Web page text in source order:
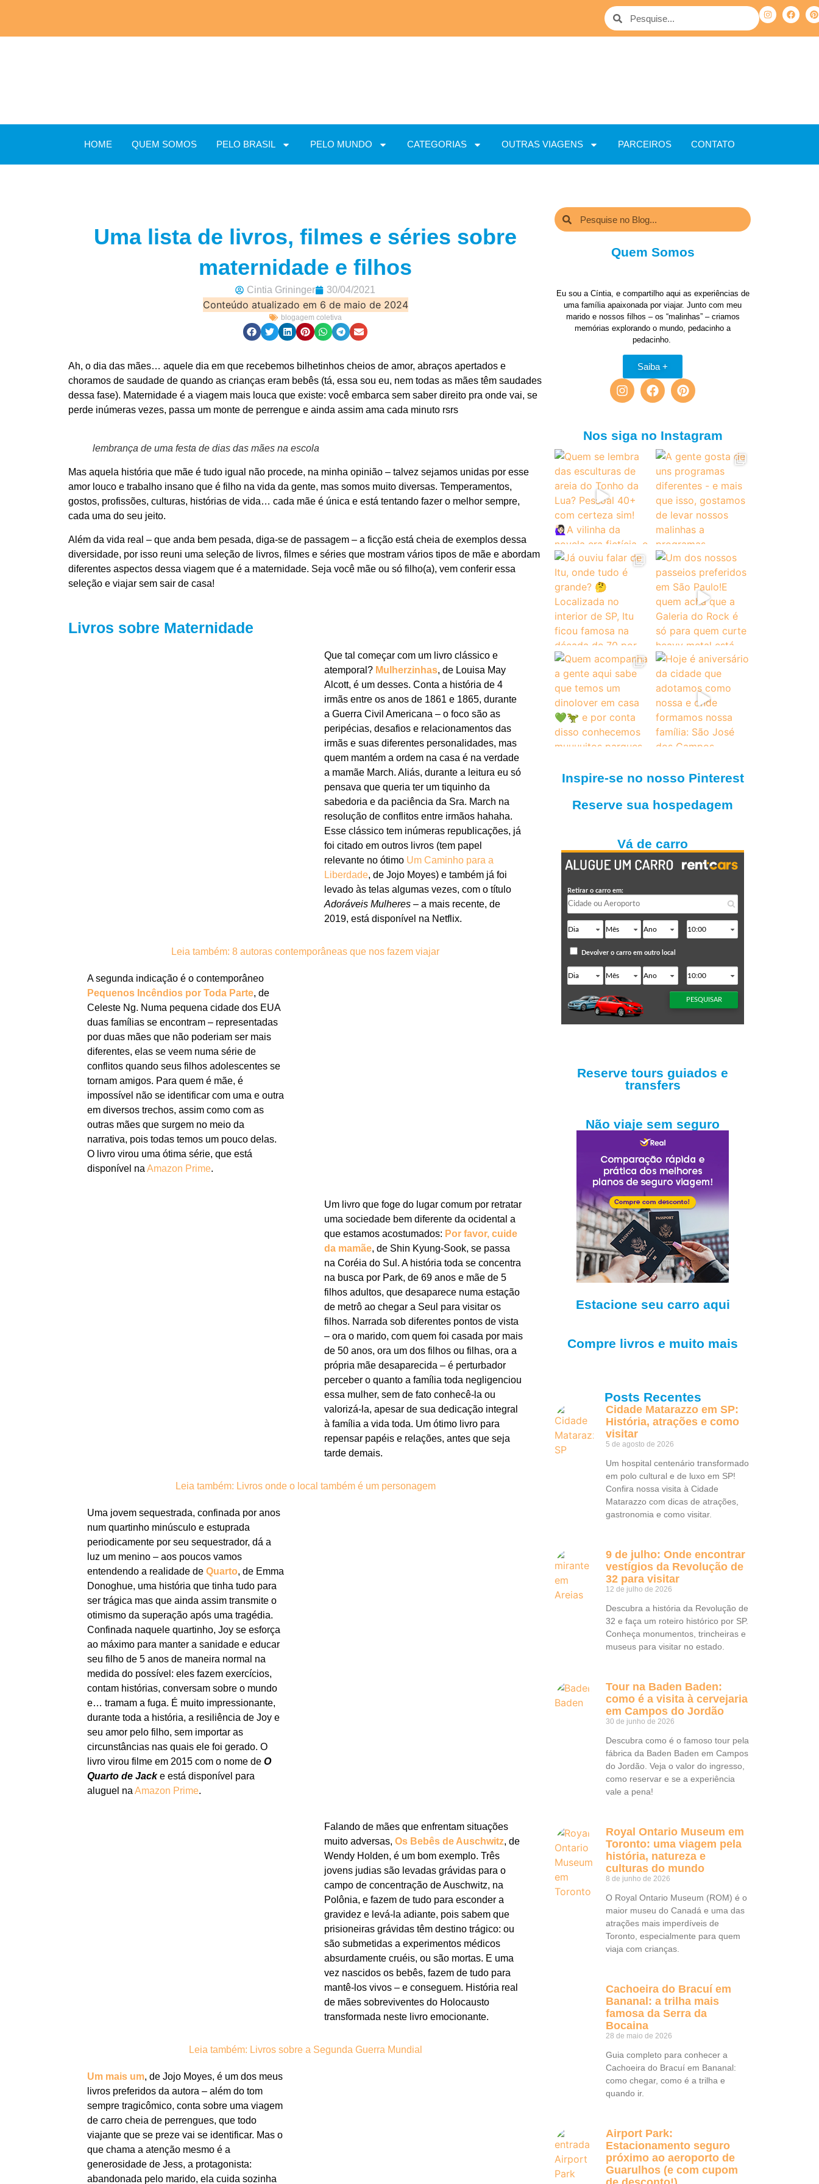
HOME QUEM SOMOS PELO BRASIL PELO MUNDO CATEGORIAS OUTRAS VIAGENS PARCEIROS CONTATO
Uma lista de livros, filmes e séries sobre
maternidade e filhos
Cintia Grininger 30/04/2021
Conteúdo atualizado em 6 de maio de 2024
blogagem coletiva
Ah, o dia das mães… aquele dia em que recebemos bilhetinhos cheios de amor, abraços apertados e
choramos de saudade de quando as crianças eram bebês (tá, essa sou eu, nem todas as mães têm saudades
dessa fase). Maternidade é a viagem mais louca que existe: você embarca sem saber direito pra onde vai, se
perde inúmeras vezes, passa um monte de perrengue e ainda assim ama cada minuto rsrs
lembrança de uma festa de dias das mães na escola
Mas aquela história que mãe é tudo igual não procede, na minha opinião – talvez sejamos unidas por esse
amor louco e trabalho insano que é filho na vida da gente, mas somos muito diversas. Temperamentos,
gostos, profissões, culturas, histórias de vida… cada mãe é única e está tentando fazer o melhor sempre,
cada uma do seu jeito.
Além da vida real – que anda bem pesada, diga-se de passagem – a ficção está cheia de exemplos dessa
diversidade, por isso reuni uma seleção de livros, filmes e séries que mostram vários tipos de mãe e abordam
diferentes aspectos dessa viagem que é a maternidade. Seja você mãe ou só filho(a), vem conferir essa
seleção e viajar sem sair de casa!
Livros sobre Maternidade
Que tal começar com um livro clássico e
atemporal? Mulherzinhas, de Louisa May
Alcott, é um desses. Conta a história de 4
irmãs entre os anos de 1861 e 1865, durante
a Guerra Civil Americana – o foco são as
peripécias, desafios e relacionamentos das
irmãs e suas diferentes personalidades, mas
quem mantém a ordem na casa é na verdade
a mamãe March. Aliás, durante a leitura eu só
pensava que queria ter um tiquinho da
sabedoria e da paciência da Sra. March na
resolução de conflitos entre irmãos hahaha.
Esse clássico tem inúmeras republicações, já
foi citado em outros livros (tem papel
relevante no ótimo Um Caminho para a
Liberdade, de Jojo Moyes) e também já foi
levado às telas algumas vezes, com o título
Adoráveis Mulheres – a mais recente, de
2019, está disponível na Netflix.
Leia também: 8 autoras contemporâneas que nos fazem viajar
A segunda indicação é o contemporâneo
Pequenos Incêndios por Toda Parte, de
Celeste Ng. Numa pequena cidade dos EUA
duas famílias se encontram – representadas
por duas mães que não poderiam ser mais
diferentes, elas se veem numa série de
conflitos quando seus filhos adolescentes se
tornam amigos. Para quem é mãe, é
impossível não se identificar com uma e outra
em diversos trechos, assim como com as
outras mães que surgem no meio da
narrativa, pois todas temos um pouco delas.
O livro virou uma ótima série, que está
disponível naAmazon Prime.
Um livro que foge do lugar comum por retratar
uma sociedade bem diferente da ocidental a
que estamos acostumados: Por favor, cuide
da mamãe, de Shin Kyung-Sook, se passa
na Coréia do Sul. A história toda se concentra
na busca por Park, de 69 anos e mãe de 5
filhos adultos, que desaparece numa estação
de metrô ao chegar a Seul para visitar os
filhos. Narrada sob diferentes pontos de vista
– ora o marido, com quem foi casada por mais
de 50 anos, ora um dos filhos ou filhas, ora a
própria mãe desaparecida – é perturbador
perceber o quanto a família toda negligenciou
essa mulher, sem de fato conhecê-la ou
valorizá-la, apesar de sua dedicação integral
à família a vida toda. Um ótimo livro para
repensar papéis e relações, antes que seja
tarde demais.
Leia também: Livros onde o local também é um personagem
Uma jovem sequestrada, confinada por anos
num quartinho minúsculo e estuprada
periodicamente por seu sequestrador, dá a
luz um menino – aos poucos vamos
entendendo a realidade deQuarto, de Emma
Donoghue, uma história que tinha tudo para
ser trágica mas que ainda assim transmite o
otimismo da superação após uma tragédia.
Confinada naquele quartinho, Joy se esforça
ao máximo para manter a sanidade e educar
seu filho de 5 anos de maneira normal na
medida do possível: eles fazem exercícios,
contam histórias, conversam sobre o mundo
e… tramam a fuga. É muito impressionante,
durante toda a história, a resiliência de Joy e
seu amor pelo filho, sem importar as
circunstâncias nas quais ele foi gerado. O
livro virou filme em 2015 com o nome deO
Quarto de Jacke está disponível para
aluguel naAmazon Prime.
Falando de mães que enfrentam situações
muito adversas,Os Bebês de Auschwitz, de
Wendy Holden, é um bom exemplo. Três
jovens judias são levadas grávidas para o
campo de concentração de Auschwitz, na
Polônia, e fazem de tudo para esconder a
gravidez e levá-la adiante, pois sabem que
prisioneiras grávidas têm destino trágico: ou
são submetidas a experimentos médicos
absurdamente cruéis, ou são mortas. E uma
vez nascidos os bebês, fazem de tudo para
mantê-los vivos – e conseguem. História real
de mães sobreviventes do Holocausto
transformada neste livro emocionante.
Leia também: Livros sobre a Segunda Guerra Mundial
Um mais um, de Jojo Moyes, é um dos meus
livros preferidos da autora – além do tom
sempre tragicômico, conta sobre uma viagem
de carro cheia de perrengues, que todo
viajante que se preze vai se identificar. Mas o
que chama a atenção mesmo é a
generosidade de Jess, a protagonista:
abandonada pelo marido, ela cuida sozinha
Quem Somos
Eu sou a Cíntia, e compartilho aqui as experiências de
uma família apaixonada por viajar. Junto com meu
marido e nossos filhos – os “malinhas” – criamos
memórias explorando o mundo, pedacinho a
pedacinho.
Saiba +
Nos siga no Instagram
Inspire-se no nosso Pinterest
Reserve sua hospedagem
Vá de carro
Reserve tours guiados e
transfers
Não viaje sem seguro
Estacione seu carro aqui
Compre livros e muito mais
Posts Recentes
Cidade Matarazzo em SP:
História, atrações e como
visitar
5 de agosto de 2026
Um hospital centenário transformado
em polo cultural e de luxo em SP!
Confira nossa visita à Cidade
Matarazzo com dicas de atrações,
gastronomia e como visitar.
9 de julho: Onde encontrar
vestígios da Revolução de
32 para visitar
12 de julho de 2026
Descubra a história da Revolução de
32 e faça um roteiro histórico por SP.
Conheça monumentos, trincheiras e
museus para visitar no estado.
Tour na Baden Baden:
como é a visita à cervejaria
em Campos do Jordão
30 de junho de 2026
Descubra como é o famoso tour pela
fábrica da Baden Baden em Campos
do Jordão. Veja o valor do ingresso,
como reservar e se a experiência
vale a pena!
Royal Ontario Museum em
Toronto: uma viagem pela
história, natureza e
culturas do mundo
8 de junho de 2026
O Royal Ontario Museum (ROM) é o
maior museu do Canadá e uma das
atrações mais imperdíveis de
Toronto, especialmente para quem
viaja com crianças.
Cachoeira do Bracuí em
Bananal: a trilha mais
famosa da Serra da
Bocaina
28 de maio de 2026
Guia completo para conhecer a
Cachoeira do Bracuí em Bananal:
como chegar, como é a trilha e
quando ir.
Airport Park:
Estacionamento seguro
próximo ao aeroporto de
Guarulhos (e com cupom